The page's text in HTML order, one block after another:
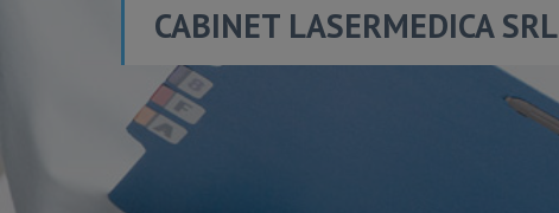
CABINET LASERMEDICA SRL